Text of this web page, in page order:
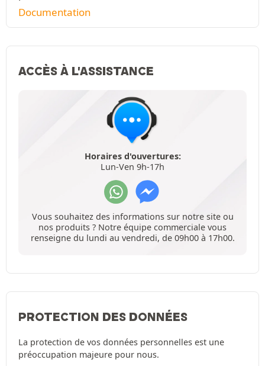
Documentation
ACCÈS À L'ASSISTANCE
Horaires d'ouvertures:
Lun-Ven 9h-17h
Vous souhaitez des informations sur notre site ou
nos produits ? Notre équipe commerciale vous
renseigne du lundi au vendredi, de 09h00 à 17h00.
PROTECTION DES DONNÉES
La protection de vos données personnelles est une
préoccupation majeure pour nous.